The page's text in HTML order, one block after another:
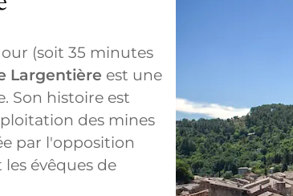
(soit 35 minutes
Largentière est une
Son histoire est
des mines
par l'opposition
évêques de